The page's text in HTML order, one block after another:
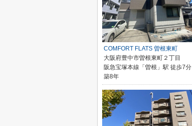
COMFORT FLATS 曽根東町
大阪府豊中市曽根東町２丁目
阪急宝塚本線「曽根」駅 徒歩7分
築8年